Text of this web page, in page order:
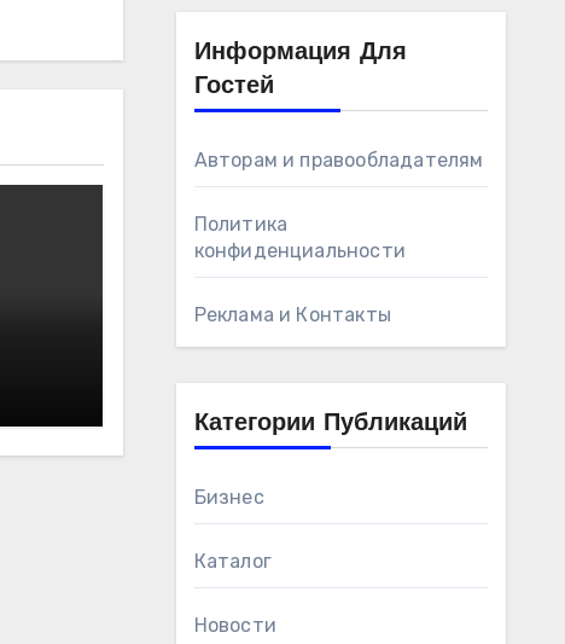
Информация Для
Гостей
Авторам и правообладателям
Политика
конфиденциальности
Реклама и Контакты
Категории Публикаций
Бизнес
Каталог
Новости